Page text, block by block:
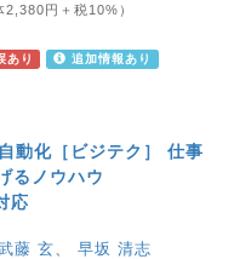
2,380円＋税10%）
あり 追加情報あり
動化［ビジテク］ 仕事
るノウハウ
応
藤 玄
早坂 清志